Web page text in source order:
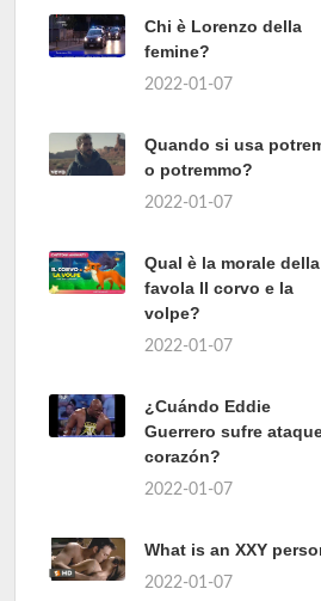
Chi è Lorenzo della
femine?
2022-01-07
Quando si usa
o potremmo?
2022-01-07
Qual è la morale della
favola Il corvo e la
volpe?
2022-01-07
¿Cuándo Eddie
Guerrero sufre
corazón?
2022-01-07
What is an XXY
2022-01-07